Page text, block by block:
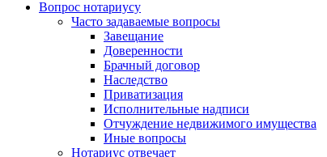
Вопрос нотариусу
Часто задаваемые вопросы
Завещание
Доверенности
Брачный договор
Наследство
Приватизация
Исполнительные надписи
Отчуждение недвижимого имущества
Иные вопросы
Нотариус отвечает